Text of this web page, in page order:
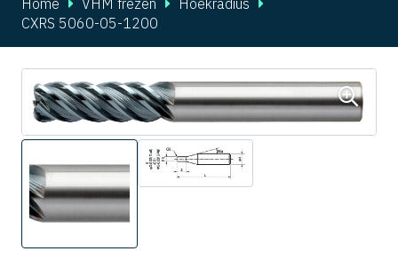
Home VHM frezen
Hoekradius
CXRS 5060-05-1200